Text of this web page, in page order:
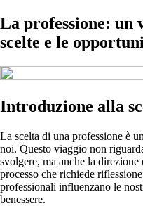
La professione: un
scelte e le
Introduzione alla
La scelta di una professione è
noi. Questo viaggio non
svolgere, ma anche la
processo che richiede
professionali influenzano le
benessere.